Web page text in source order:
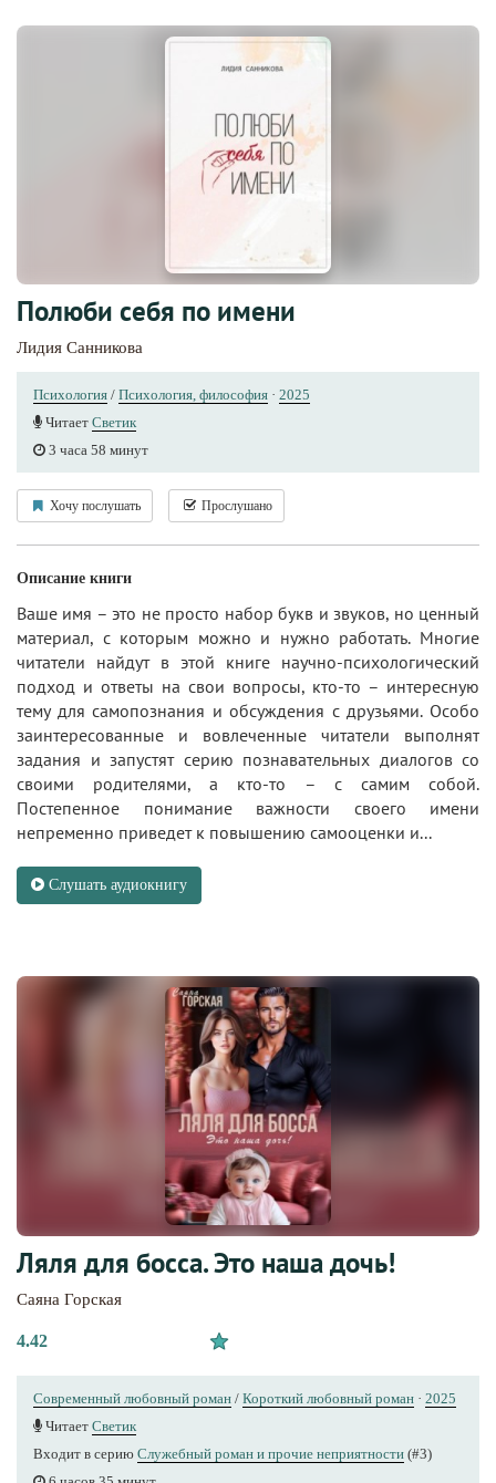
Полюби себя по имени
Лидия Санникова
Психология / Психология, философия · 2025
Читает Светик
3 часа 58 минут
Хочу послушать Прослушано
Описание книги
Ваше имя – это не просто набор букв и звуков, но ценный
материал, с которым можно и нужно работать. Многие
читатели найдут в этой книге научно-психологический
подход и ответы на свои вопросы, кто-то – интересную
тему для самопознания и обсуждения с друзьями. Особо
заинтересованные и вовлеченные читатели выполнят
задания и запустят серию познавательных диалогов со
своими родителями, а кто-то – с самим собой.
Постепенное понимание важности своего имени
непременно приведет к повышению самооценки и...
Слушать аудиокнигу
Ляля для босса. Это наша дочь!
Саяна Горская
4.42
Современный любовный роман / Короткий любовный роман · 2025
Читает Светик
Входит в серию Служебный роман и прочие неприятности (#3)